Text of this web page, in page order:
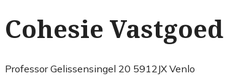
Cohesie Vastgoed
Professor Gelissensingel 20 5912JX Venlo